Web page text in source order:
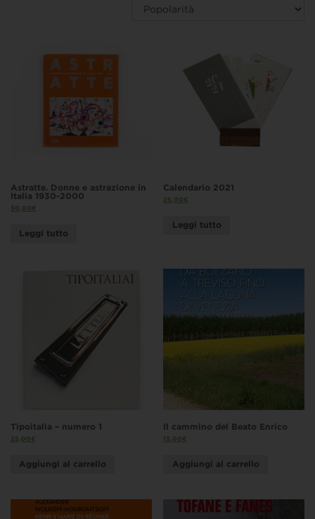
Astratte. Donne e astrazione in
Italia 1930-2000
30,00€
Leggi tutto
Calendario 2021
25,00€
Leggi tutto
Tipoitalia – numero 1
25,00€
Aggiungi al carrello
Il cammino del Beato Enrico
13,00€
Aggiungi al carrello